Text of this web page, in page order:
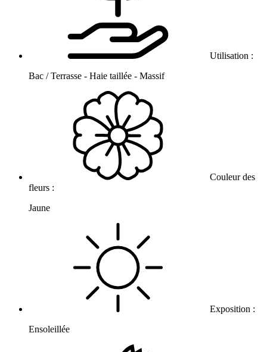
Utilisation :
Bac / Terrasse - Haie taillée - Massif
Couleur des
fleurs :
Jaune
Exposition :
Ensoleillée